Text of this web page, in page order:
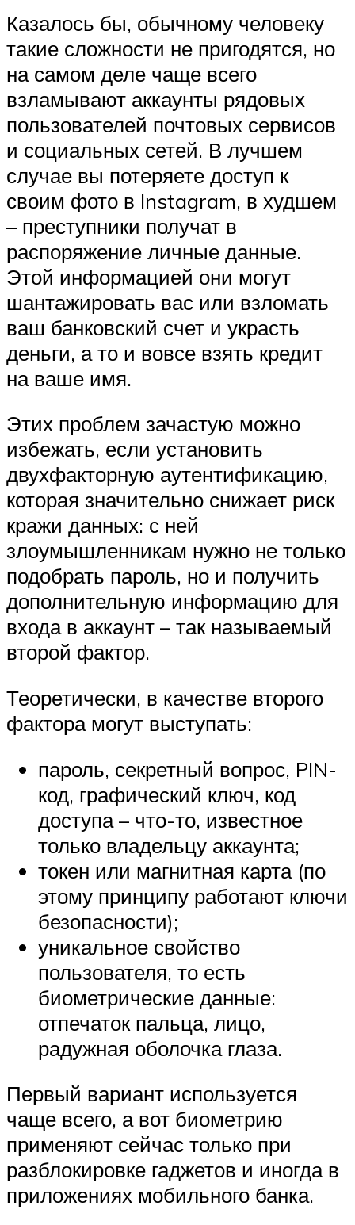
Казалось бы, обычному человеку
такие сложности не пригодятся, но
на самом деле чаще всего
взламывают аккаунты рядовых
пользователей почтовых сервисов
и социальных сетей. В лучшем
случае вы потеряете доступ к
своим фото в Instagram, в худшем
– преступники получат в
распоряжение личные данные.
Этой информацией они могут
шантажировать вас или взломать
ваш банковский счет и украсть
деньги, а то и вовсе взять кредит
на ваше имя.
Этих проблем зачастую можно
избежать, если установить
двухфакторную аутентификацию,
которая значительно снижает риск
кражи данных: с ней
злоумышленникам нужно не только
подобрать пароль, но и получить
дополнительную информацию для
входа в аккаунт – так называемый
второй фактор.
Теоретически, в качестве второго
фактора могут выступать:
пароль, секретный вопрос, PIN-
код, графический ключ, код
доступа – что-то, известное
только владельцу аккаунта;
токен или магнитная карта (по
этому принципу работают ключи
безопасности);
уникальное свойство
пользователя, то есть
биометрические данные:
отпечаток пальца, лицо,
радужная оболочка глаза.
Первый вариант используется
чаще всего, а вот биометрию
применяют сейчас только при
разблокировке гаджетов и иногда в
приложениях мобильного банка.